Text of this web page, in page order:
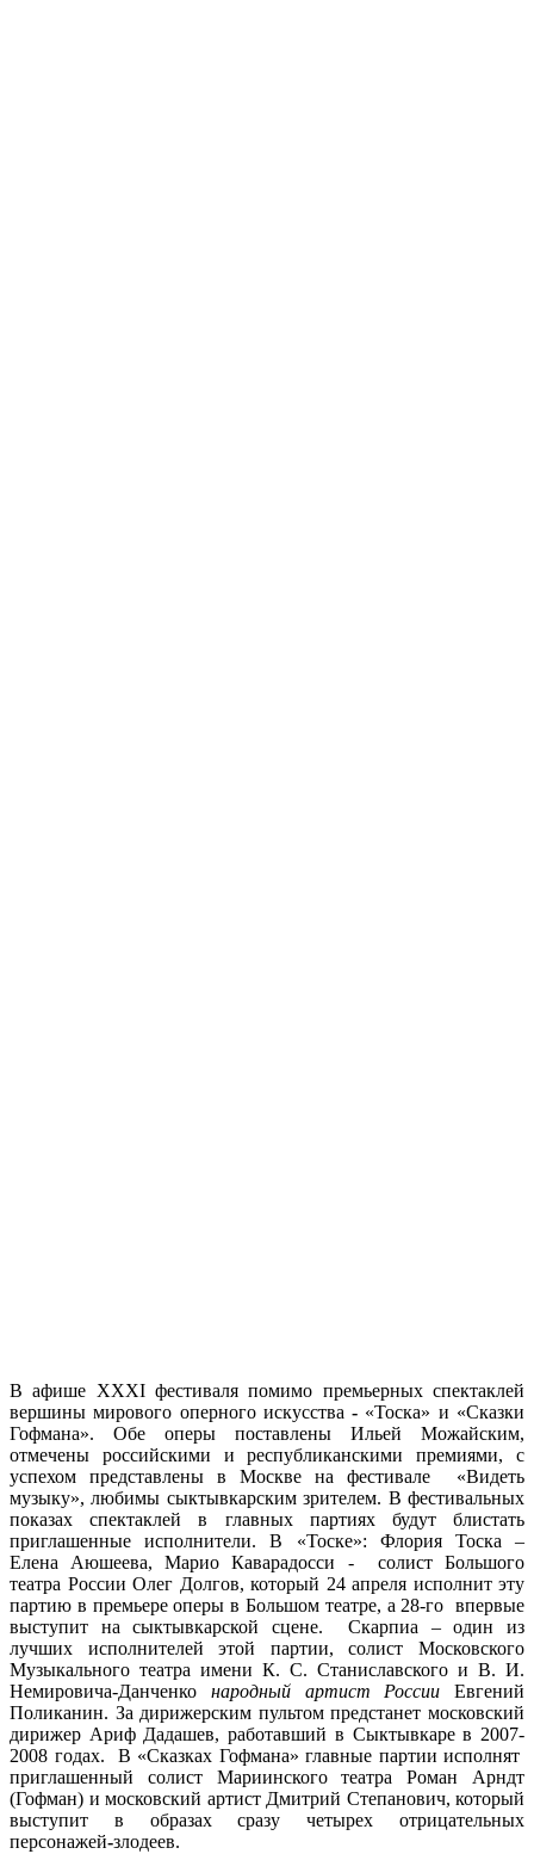
В афише ХХХI фестиваля помимо премьерных спектаклей
вершины мирового оперного искусства- «Тоска» и «Сказки
Гофмана». Обе оперы поставлены Ильей Можайским,
отмечены российскими и республиканскими премиями, с
успехом представлены в Москве на фестивале
«Видеть
музыку», любимы сыктывкарским зрителем. В фестивальных
показах спектаклей в главных партиях будут блистать
приглашенные исполнители. В «Тоске»: Флория Тоска –
Елена Аюшеева,Марио Каварадосси -
солист Большого
театра России Олег Долгов, который 24 апреля исполнит эту
партию в премьере оперы в Большом театре, а 28-го впервые
выступит на сыктывкарской сцене. Скарпиа – один из
лучших исполнителей этой партии,солист Московского
Музыкального театра имени К. С. Станиславского и В. И.
Немировича-Данченко народный артист России Евгений
Поликанин. За дирижерским пультом предстанет московский
дирижер Ариф Дадашев, работавший в Сыктывкаре в 2007-
2008 годах. В «Сказках Гофмана» главные партии исполнят
приглашенный солист Мариинского театра
Роман Арндт
(Гофман) и московский артист Дмитрий Степанович, который
выступит в образах сразу четырех отрицательных
персонажей-злодеев.